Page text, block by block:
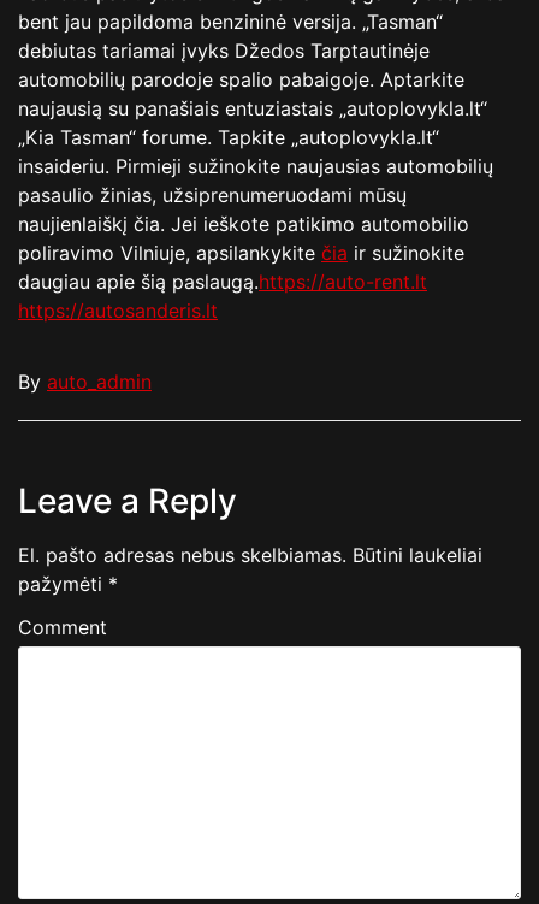
bent jau papildoma benzininė versija. „Tasman“
debiutas tariamai įvyks Džedos Tarptautinėje
automobilių parodoje spalio pabaigoje. Aptarkite
naujausią su panašiais entuziastais „autoplovykla.lt“
„Kia Tasman“ forume. Tapkite „autoplovykla.lt“
insaideriu. Pirmieji sužinokite naujausias automobilių
pasaulio žinias, užsiprenumeruodami mūsų
naujienlaiškį čia. Jei ieškote patikimo automobilio
poliravimo Vilniuje, apsilankykite čia ir sužinokite
daugiau apie šią paslaugą.https://auto-rent.lt
https://autosanderis.lt
By auto_admin
Leave a Reply
El. pašto adresas nebus skelbiamas. Būtini laukeliai
pažymėti *
Comment